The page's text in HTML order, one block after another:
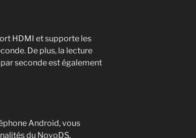
HDMI et supporte les
De plus, la lecture
seconde est également
Android, vous
du NovoDS.